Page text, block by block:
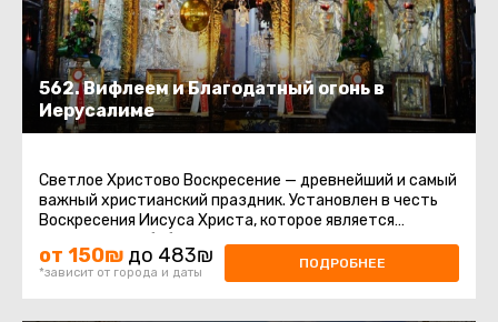
562. Вифлеем и Благодатный огонь в
Иерусалиме
Светлое Христово Воскресение — древнейший и самый
важный христианский праздник. Установлен в честь
Воскресения Иисуса Христа, которое является
центром всей библейской ...
от 150₪ до 483₪
*зависит от города и даты
ПОДРОБНЕЕ